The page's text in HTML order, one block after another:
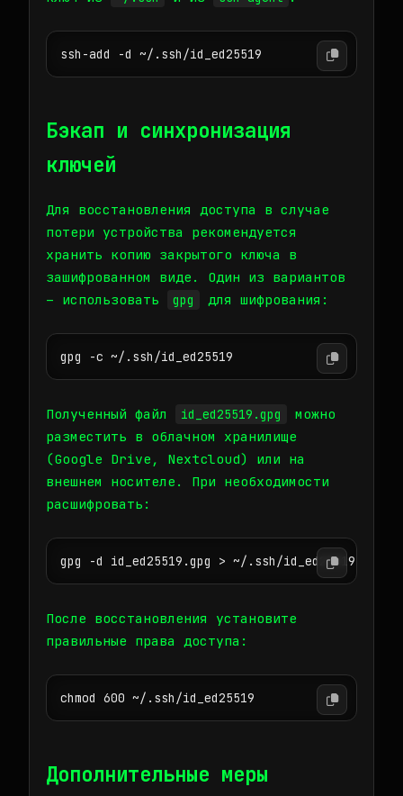
ssh-add -d ~/.ssh/id_ed25519
Бэкап и синхронизация
ключей
Для восстановления доступа в случае
потери устройства рекомендуется
хранить копию закрытого ключа в
зашифрованном виде. Один из вариантов
– использовать
gpg для шифрования:
gpg -c ~/.ssh/id_ed25519
Полученный файл id_ed25519.gpg
можно
разместить в облачном хранилище
(Google Drive, Nextcloud) или на
внешнем носителе. При необходимости
расшифровать:
gpg -d id_ed25519.gpg > ~/.ssh/id_ed25519
После восстановления установите
правильные права доступа:
chmod 600 ~/.ssh/id_ed25519
Дополнительные меры